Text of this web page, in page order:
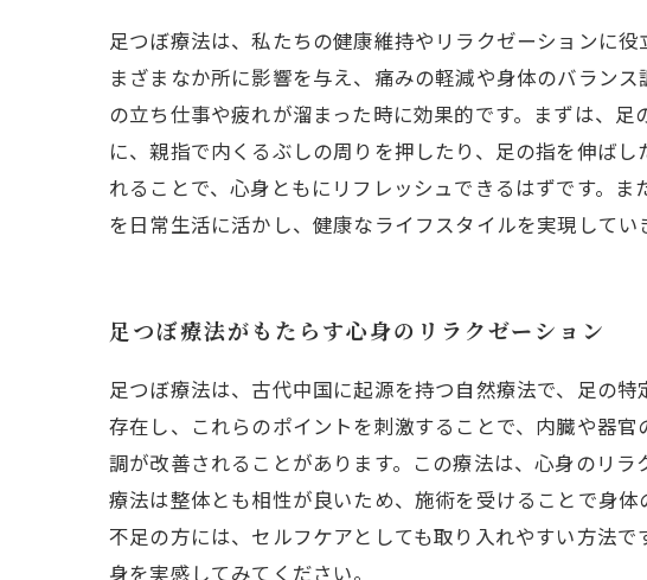
足つぼ療法は、私たちの健康維持やリラクゼーションに
まざまなか所に影響を与え、痛みの軽減や身体のバラン
の立ち仕事や疲れが溜まった時に効果的です。まずは、
に、親指で内くるぶしの周りを押したり、足の指を伸ば
れることで、心身ともにリフレッシュできるはずです。
を日常生活に活かし、健康なライフスタイルを実現してい
足つぼ療法がもたらす心身のリラクゼーション
足つぼ療法は、古代中国に起源を持つ自然療法で、足の
存在し、これらのポイントを刺激することで、内臓や器
調が改善されることがあります。この療法は、心身のリ
療法は整体とも相性が良いため、施術を受けることで身
不足の方には、セルフケアとしても取り入れやすい方法
身を実感してみてください。